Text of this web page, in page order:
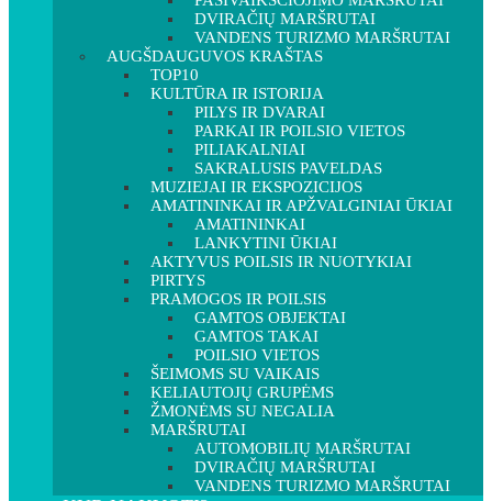
DVIRAČIŲ MARŠRUTAI
VANDENS TURIZMO MARŠRUTAI
AUGŠDAUGUVOS KRAŠTAS
TOP10
KULTŪRA IR ISTORIJA
PILYS IR DVARAI
PARKAI IR POILSIO VIETOS
PILIAKALNIAI
SAKRALUSIS PAVELDAS
MUZIEJAI IR EKSPOZICIJOS
AMATININKAI IR APŽVALGINIAI ŪKIAI
AMATININKAI
LANKYTINI ŪKIAI
AKTYVUS POILSIS IR NUOTYKIAI
PIRTYS
PRAMOGOS IR POILSIS
GAMTOS OBJEKTAI
GAMTOS TAKAI
POILSIO VIETOS
ŠEIMOMS SU VAIKAIS
KELIAUTOJŲ GRUPĖMS
ŽMONĖMS SU NEGALIA
MARŠRUTAI
AUTOMOBILIŲ MARŠRUTAI
DVIRAČIŲ MARŠRUTAI
VANDENS TURIZMO MARŠRUTAI